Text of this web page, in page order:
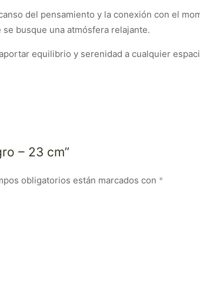
del pensamiento y la conexión con el
busque una atmósfera relajante.
equilibrio y serenidad a cualquier
– 23 cm”
obligatorios están marcados con *